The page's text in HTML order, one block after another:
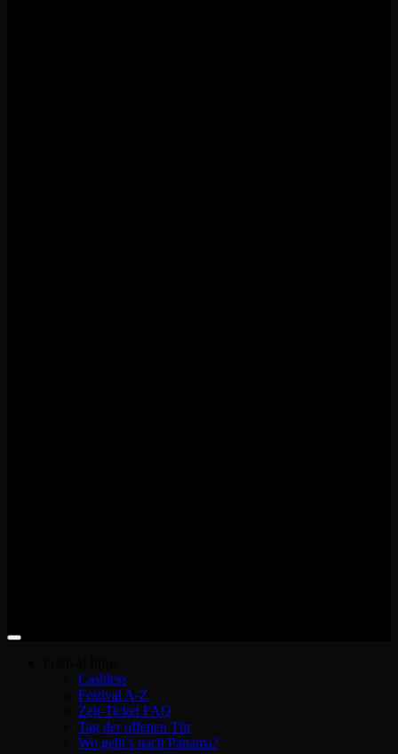
Cashless
Festival A-Z
Zelt-Ticket FAQ
Tag der offenen Tür
Wo geht’s nach Panama?